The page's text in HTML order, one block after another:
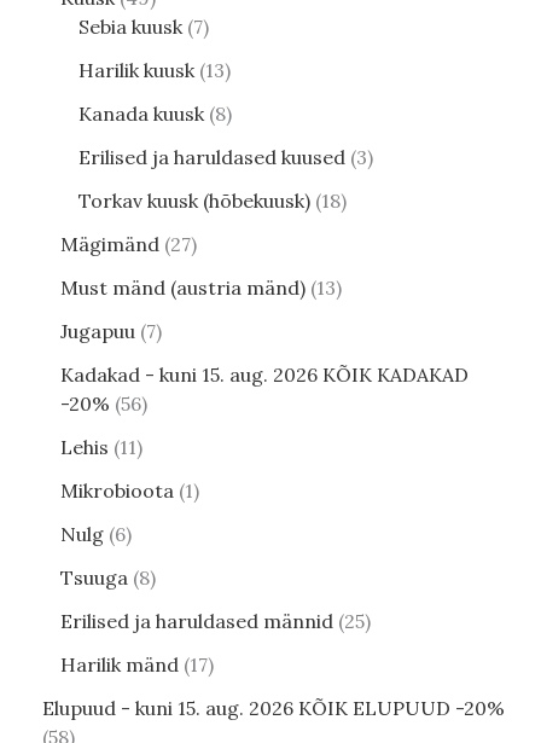
Sebia kuusk 7
Harilik kuusk 13
Kanada kuusk 8
Erilised ja haruldased kuused 3
Torkav kuusk (hõbekuusk) 18
Mägimänd 27
Must mänd (austria mänd) 13
Jugapuu 7
Kadakad - kuni 15. aug. 2026 KÕIK KADAKAD
-20% 56
Lehis 11
Mikrobioota 1
Nulg 6
Tsuuga 8
Erilised ja haruldased männid 25
Harilik mänd 17
Elupuud - kuni 15. aug. 2026 KÕIK ELUPUUD -20%
58